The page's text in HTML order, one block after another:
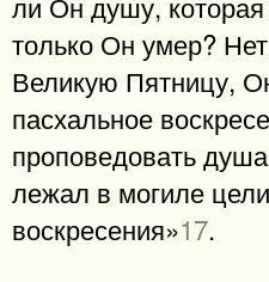
только Он умер?
Великую Пятницу,
пасхальное
проповедовать
лежал в могиле
воскресения»17.